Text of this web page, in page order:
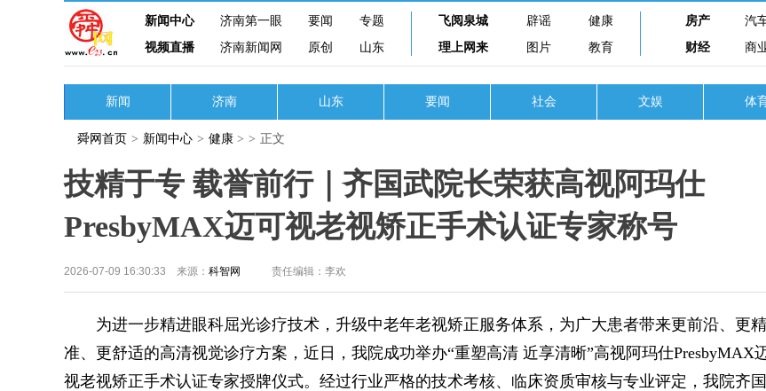
新闻中心 济南第一眼 要闻
专题
视频直播
济南新闻网 原创 山东
飞阅泉城 辟谣
健康
理上网来
图片 教育
房产 汽
财经
商
新闻 济南 山东 要闻 社会 文娱 体
舜网首页 > 新闻中心 > 健康 > > 正文
技精于专 载誉前行｜齐国武院长荣获高视阿玛仕
PresbyMAX迈可视老视矫正手术认证专家称号
2026-07-09 16:30:33 来源： 科智网 责任编辑：李欢
为进一步精进眼科屈光诊疗技术，升级中老年老视矫正服务体系，为广大患者带来更前沿、更精
准、更舒适的高清视觉诊疗方案，近日，我院成功举办“重塑高清 近享清晰”高视阿玛仕PresbyMAX
视老视矫正手术认证专家授牌仪式。经过行业严格的技术考核、临床资质审核与专业评定，我院齐